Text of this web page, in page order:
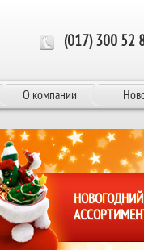
(017) 300 52
О компании
НОВОГОДНИЙ